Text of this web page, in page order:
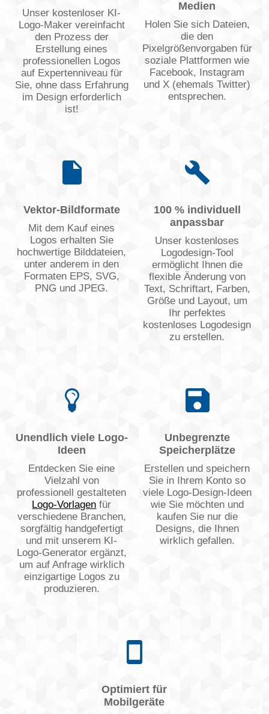
Unser kostenloser KI-
Logo-Maker vereinfacht
den Prozess der
Erstellung eines
professionellen Logos
auf Expertenniveau für
Sie, ohne dass Erfahrung
im Design erforderlich
ist!
Medien
Holen Sie sich Dateien,
die den
Pixelgrößenvorgaben für
soziale Plattformen wie
Facebook, Instagram
und X (ehemals Twitter)
entsprechen.
Vektor-Bildformate
Mit dem Kauf eines
Logos erhalten Sie
hochwertige Bilddateien,
unter anderem in den
Formaten EPS, SVG,
PNG und JPEG.
100 % individuell
anpassbar
Unser kostenloses
Logodesign-Tool
ermöglicht Ihnen die
flexible Änderung von
Text, Schriftart, Farben,
Größe und Layout, um
Ihr perfektes
kostenloses Logodesign
zu erstellen.
Unendlich viele Logo-
Ideen
Entdecken Sie eine
Vielzahl von
professionell gestalteten
Logo-Vorlagen für
verschiedene Branchen,
sorgfältig handgefertigt
und mit unserem KI-
Logo-Generator ergänzt,
um auf Anfrage wirklich
einzigartige Logos zu
produzieren.
Unbegrenzte
Speicherplätze
Erstellen und speichern
Sie in Ihrem Konto so
viele Logo-Design-Ideen
wie Sie möchten und
kaufen Sie nur die
Designs, die Ihnen
wirklich gefallen.
Optimiert für
Mobilgeräte